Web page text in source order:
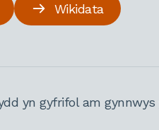
Wikidata
yn gyfrifol am gynnwys